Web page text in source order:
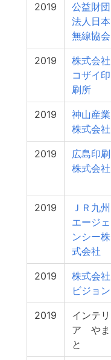
2019
公益財団
法人日本
無線協会
2019
株式会社
コザイ印
刷所
2019
神山産業
株式会社
2019
広島印刷
株式会社
2019
ＪＲ九州
エージェ
ンシー株
式会社
2019
株式会社
ビジョン
2019
インテリ
ア やま
と